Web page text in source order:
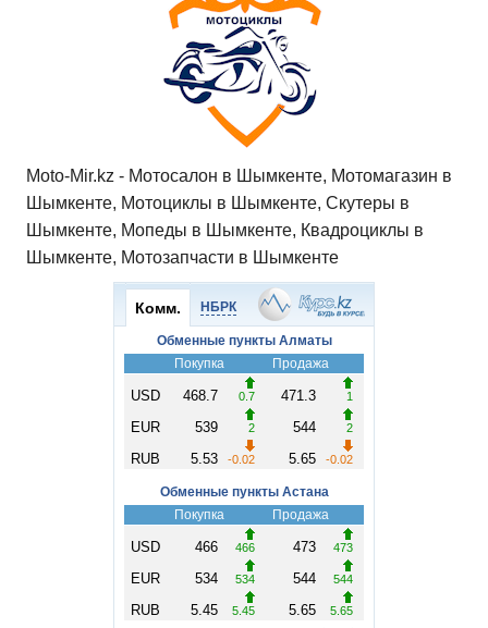
Moto-Mir.kz - Мотосалон в Шымкенте, Мотомагазин в
Шымкенте, Мотоциклы в Шымкенте, Скутеры в
Шымкенте, Мопеды в Шымкенте, Квадроциклы в
Шымкенте, Мотозапчасти в Шымкенте